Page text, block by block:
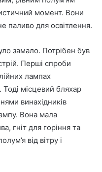
момент. Вони
паливо для освітлення.
замало. Потрібен був
Перші спроби
лампах
місцевий бляхар
винахідників
Вона мала
гніт для горіння та
від вітру і